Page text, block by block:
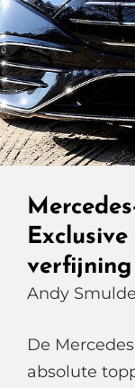
Andy
De
absolute